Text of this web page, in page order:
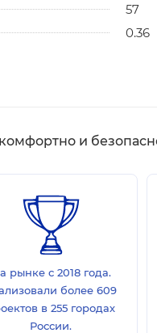
57
0.36
комфортно и
рынке с 2018 года.
более 609
в 255 городах
России.